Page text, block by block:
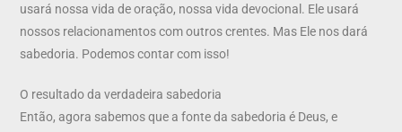
usará nossa vida de oração, nossa vida devocional. Ele usará
nossos relacionamentos com outros crentes. Mas Ele nos dará
sabedoria. Podemos contar com isso!
O resultado da verdadeira sabedoria
Então, agora sabemos que a fonte da sabedoria é Deus, e